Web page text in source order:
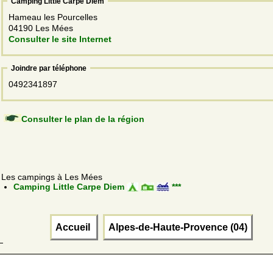
Hameau les Pourcelles
04190 Les Mées
Consulter le site Internet
Joindre par téléphone
0492341897
Consulter le plan de la région
Les campings à Les Mées
Camping Little Carpe Diem
***
Accueil Alpes-de-Haute-Provence (04)